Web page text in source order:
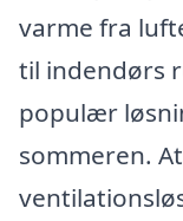
varme fra
til indendørs
populær
sommeren.